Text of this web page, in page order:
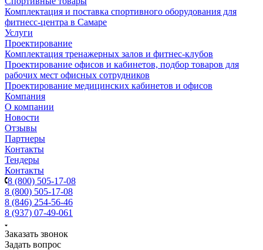
Комплектация и поставка спортивного оборудования для
фитнесс-центра в Самаре
Услуги
Проектирование
Комплектация тренажерных залов и фитнес-клубов
Проектирование офисов и кабинетов, подбор товаров для
рабочих мест офисных сотрудников
Проектирование медицинских кабинетов и офисов
Компания
О компании
Новости
Отзывы
Партнеры
Контакты
Тендеры
Контакты
8 (800) 505-17-08
8 (800) 505-17-08
8 (846) 254-56-46
8 (937) 07-49-061
Заказать звонок
Задать вопрос